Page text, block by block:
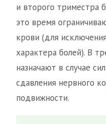
и второго триместра
это время
крови (для
характера болей). В
назначают в случае
сдавления нервного
подвижности.